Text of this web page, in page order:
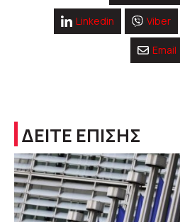
Linkedin Viber
Email
ΔΕΙΤΕ ΕΠΙΣΗΣ